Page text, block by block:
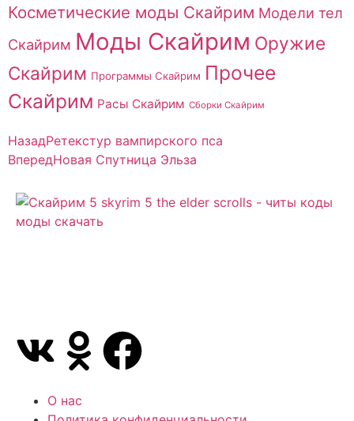
Косметические моды Скайрим Модели тел
Скайрим Моды Скайрим Оружие
Скайрим Программы Скайрим Прочее
Скайрим Расы Скайрим Сборки Скайрим
НазадРетекстур вампирского пса
ВпередНовая Спутница Эльза
О нас